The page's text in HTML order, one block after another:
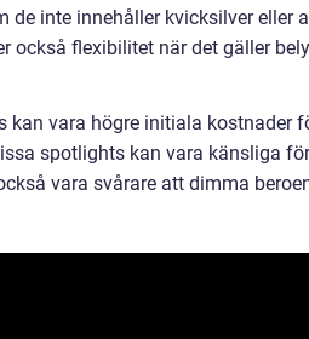
de inte innehåller kvicksilver eller
också flexibilitet när det gäller
kan vara högre initiala kostnader
spotlights kan vara känsliga
vara svårare att dimma